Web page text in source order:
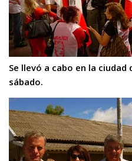
Se llevó a cabo en la ciudad
sábado.